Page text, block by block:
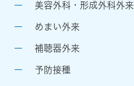
美容外科・形成外科外来
めまい外来
補聴器外来
予防接種